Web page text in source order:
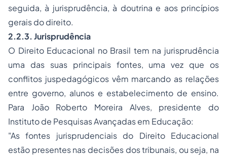
seguida, à jurisprudência, à doutrina e aos princípios
gerais do direito.
2.2.3. Jurisprudência
O Direito Educacional no Brasil tem na jurisprudência
uma das suas principais fontes, uma vez que os
conflitos juspedagógicos vêm marcando as relações
entre governo, alunos e estabelecimento de ensino.
Para João Roberto Moreira Alves, presidente do
Instituto de Pesquisas Avançadas em Educação:
"As fontes jurisprudenciais do Direito Educacional
estão presentes nas decisões dos tribunais, ou seja, na